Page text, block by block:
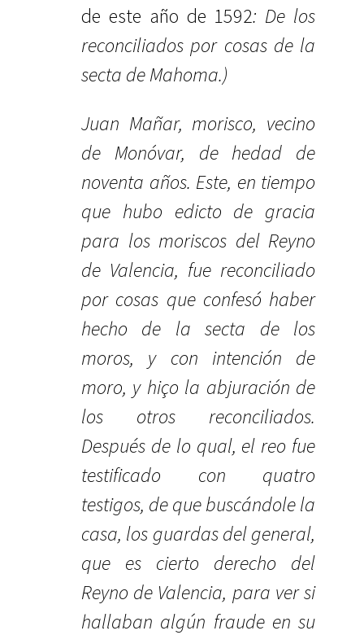
de este año de 1592: De los
reconciliados por cosas de la
secta de Mahoma.)
Juan Mañar, morisco, vecino
de Monóvar, de hedad de
noventa años. Este, en tiempo
que hubo edicto de gracia
para los moriscos del Reyno
de Valencia, fue reconciliado
por cosas que confesó haber
hecho de la secta de los
moros, y con intención de
moro, y hiço la abjuración de
los otros reconciliados.
Después de lo qual, el reo fue
testificado con quatro
testigos, de que buscándole la
casa, los guardas del general,
que es cierto derecho del
Reyno de Valencia, para ver si
hallaban algún fraude en su